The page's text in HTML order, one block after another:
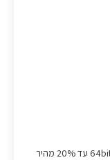
ערכת שבבים S8 SiP עם 64bit dual-core processor עד 20% מהיר